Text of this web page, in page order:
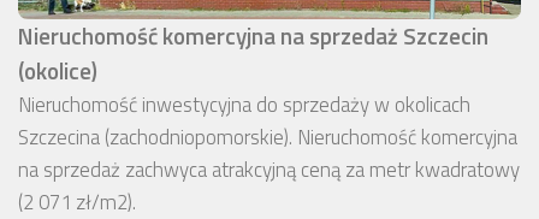
Nieruchomość komercyjna na sprzedaż Szczecin
(okolice)
Nieruchomość inwestycyjna do sprzedaży w okolicach
Szczecina (zachodniopomorskie). Nieruchomość komercyjna
na sprzedaż zachwyca atrakcyjną ceną za metr kwadratowy
(2 071 zł/m2).